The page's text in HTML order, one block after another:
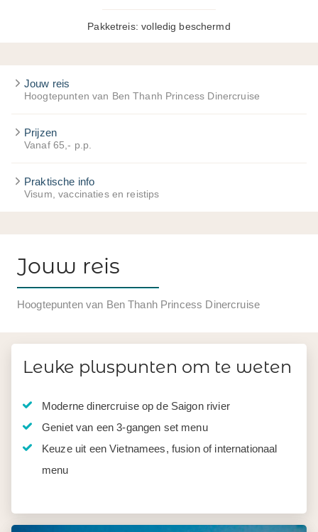
Pakketreis: volledig beschermd
Jouw reis
Hoogtepunten van Ben Thanh Princess Dinercruise
Prijzen
Vanaf 65,- p.p.
Praktische info
Visum, vaccinaties en reistips
Jouw reis
Hoogtepunten van Ben Thanh Princess Dinercruise
Leuke pluspunten om te weten
Moderne dinercruise op de Saigon rivier
Geniet van een 3-gangen set menu
Keuze uit een Vietnamees, fusion of internationaal
menu